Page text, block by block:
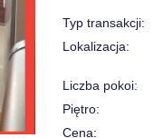
Typ transakcji:
Lokalizacja:
Liczba pokoi:
Piętro:
Cena: